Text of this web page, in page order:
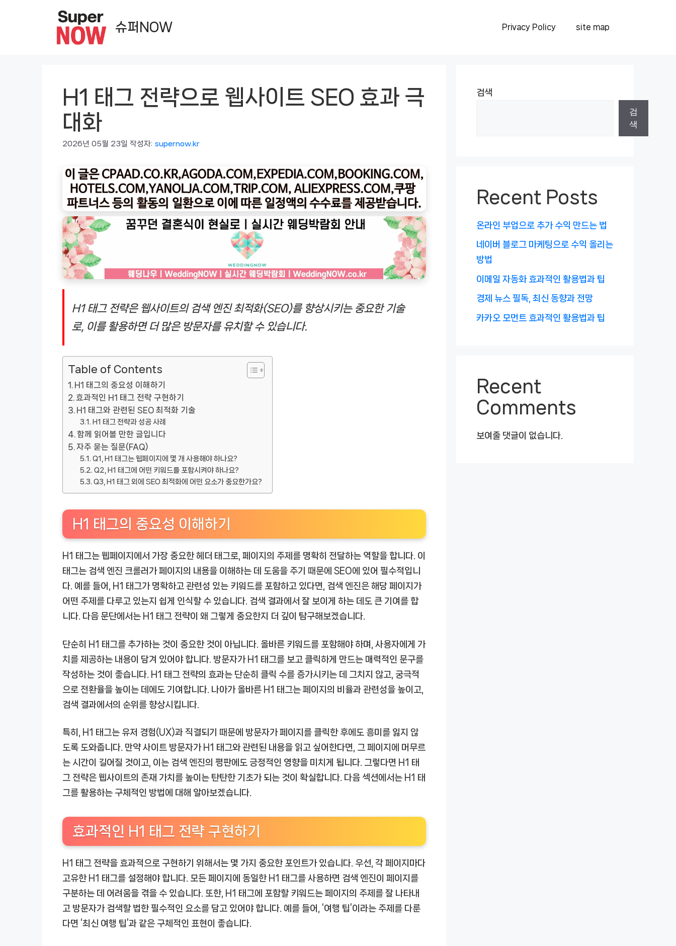
슈퍼NOW Privacy Policy site map
H1 태그 전략으로 웹사이트 SEO 효과 극
대화
2026년 05월 23일 작성자: supernow.kr
H1 태그 전략은 웹사이트의 검색 엔진 최적화(SEO)를 향상시키는 중요한 기술
로, 이를 활용하면 더 많은 방문자를 유치할 수 있습니다.
Table of Contents
H1 태그의 중요성 이해하기
효과적인 H1 태그 전략 구현하기
H1 태그와 관련된 SEO 최적화 기술
H1 태그 전략과 성공 사례
함께 읽어볼 만한 글입니다
자주 묻는 질문(FAQ)
Q1, H1 태그는 웹페이지에 몇 개 사용해야 하나요?
Q2, H1 태그에 어떤 키워드를 포함시켜야 하나요?
Q3, H1 태그 외에 SEO 최적화에 어떤 요소가 중요한가요?
H1 태그의 중요성 이해하기
H1 태그는 웹페이지에서 가장 중요한 헤더 태그로, 페이지의 주제를 명확히 전달하는 역할을 합니다. 이
태그는 검색 엔진 크롤러가 페이지의 내용을 이해하는 데 도움을 주기 때문에 SEO에 있어 필수적입니
다. 예를 들어, H1 태그가 명확하고 관련성 있는 키워드를 포함하고 있다면, 검색 엔진은 해당 페이지가
어떤 주제를 다루고 있는지 쉽게 인식할 수 있습니다. 검색 결과에서 잘 보이게 하는 데도 큰 기여를 합
니다. 다음 문단에서는 H1 태그 전략이 왜 그렇게 중요한지 더 깊이 탐구해보겠습니다.
단순히 H1 태그를 추가하는 것이 중요한 것이 아닙니다. 올바른 키워드를 포함해야 하며, 사용자에게 가
치를 제공하는 내용이 담겨 있어야 합니다. 방문자가 H1 태그를 보고 클릭하게 만드는 매력적인 문구를
작성하는 것이 좋습니다. H1 태그 전략의 효과는 단순히 클릭 수를 증가시키는 데 그치지 않고, 궁극적
으로 전환율을 높이는 데에도 기여합니다. 나아가 올바른 H1 태그는 페이지의 비율과 관련성을 높이고,
검색 결과에서의 순위를 향상시킵니다.
특히, H1 태그는 유저 경험(UX)과 직결되기 때문에 방문자가 페이지를 클릭한 후에도 흥미를 잃지 않
도록 도와줍니다. 만약 사이트 방문자가 H1 태그와 관련된 내용을 읽고 싶어한다면, 그 페이지에 머무르
는 시간이 길어질 것이고, 이는 검색 엔진의 평판에도 긍정적인 영향을 미치게 됩니다. 그렇다면 H1 태
그 전략은 웹사이트의 존재 가치를 높이는 탄탄한 기초가 되는 것이 확실합니다. 다음 섹션에서는 H1 태
그를 활용하는 구체적인 방법에 대해 알아보겠습니다.
효과적인 H1 태그 전략 구현하기
H1 태그 전략을 효과적으로 구현하기 위해서는 몇 가지 중요한 포인트가 있습니다. 우선, 각 페이지마다
고유한 H1 태그를 설정해야 합니다. 모든 페이지에 동일한 H1 태그를 사용하면 검색 엔진이 페이지를
구분하는 데 어려움을 겪을 수 있습니다. 또한, H1 태그에 포함할 키워드는 페이지의 주제를 잘 나타내
고 방문자가 검색할 법한 필수적인 요소를 담고 있어야 합니다. 예를 들어, ‘여행 팁’이라는 주제를 다룬
다면 ‘최신 여행 팁’과 같은 구체적인 표현이 좋습니다.
검색
검
색
Recent Posts
온라인 부업으로 추가 수익 만드는 법
네이버 블로그 마케팅으로 수익 올리는
방법
이메일 자동화 효과적인 활용법과 팁
경제 뉴스 필독, 최신 동향과 전망
카카오 모먼트 효과적인 활용법과 팁
Recent
Comments
보여줄 댓글이 없습니다.